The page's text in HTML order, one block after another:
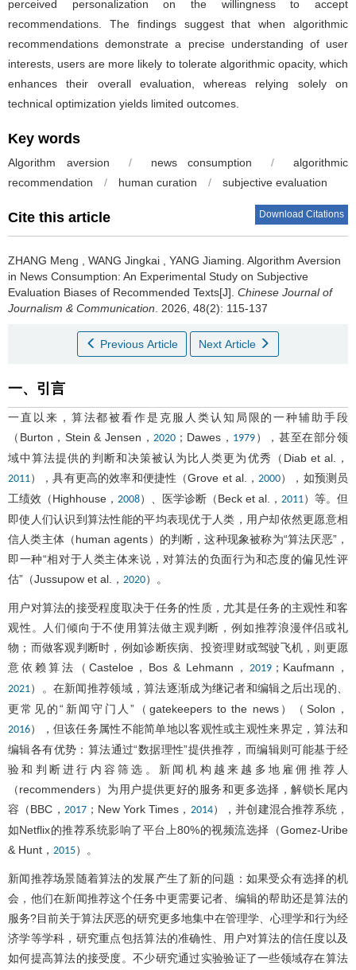
perceived personalization on the willingness to accept
recommendations. The findings suggest that when algorithmic
recommendations demonstrate a precise understanding of user
interests, users are more likely to tolerate algorithmic opacity, which
enhances their overall evaluation, whereas relying solely on
technical optimization yields limited outcomes.
Key words
Algorithm aversion / news consumption /
algorithmic
recommendation
/ human curation / subjective evaluation
Cite this article Download Citations
ZHANG Meng WANG Jingkai YANG Jiaming Algorithm Aversion
in News Consumption: An Experimental Study on Subjective
Evaluation Biases of Recommended Texts[J]. Chinese Journal of
Journalism & Communication . 2026, 48(2): 115-137
Previous Article Next Article
一、引言
一直以来，算法都被看作是克服人类认知局限的一种辅助手段
（Burton，Stein & Jensen， 2020 ；Dawes， 1979 ），甚至在部分领
域中算法提供的判断和决策被认为比人类更为优秀（Diab et al.，
2011），具有更高的效率和便捷性（Grove et al.， 2000），如预测员
工绩效（Highhouse， 2008）、医学诊断（Beck et al.， 2011）等。但
即使人们认识到算法性能的平均表现优于人类，用户却依然更愿意相
信人类主体（human agents）的判断，这种现象被称为“算法厌恶”，
即一种“相对于人类主体来说，对算法的负面行为和态度的偏见性评
估”（Jussupow et al.， 2020）。
用户对算法的接受程度取决于任务的性质，尤其是任务的主观性和客
观性。人们倾向于不使用算法做主观判断，例如推荐浪漫伴侣或礼
物；而做客观判断时，例如诊断疾病、投资理财或驾驶飞机，则更愿
意依赖算法（Casteloe，Bos & Lehmann， 2019 ；Kaufmann，
2021）。在新闻推荐领域，算法逐渐成为继记者和编辑之后出现的、
更常见的“新闻守门人”（gatekeepers to the news）（Solon，
2016），但该任务属性不能简单地以客观性或主观性来界定，算法和
编辑各有优势：算法通过“数据理性”提供推荐，而编辑则可能基于经
验和判断进行内容筛选。新闻机构越来越多地雇佣推荐人
（recommenders）为用户提供更好的服务和更多选择，解锁长尾内
容（BBC， 2017；New York Times， 2014），并创建混合推荐系统，
如Netflix的推荐系统影响了平台上80%的视频流选择（Gomez-Uribe
& Hunt， 2015）。
新闻推荐场景随着算法的发展产生了新的问题：如果受众有选择的机
会，他们在新闻推荐这个任务中更需要记者、编辑的帮助还是算法的
服务?目前关于算法厌恶的研究更多地集中在管理学、心理学和行为经
济学等学科，研究重点包括算法的准确性、用户对算法的信任度以及
如何提高算法的接受度。不少研究通过实验验证了一些领域存在算法